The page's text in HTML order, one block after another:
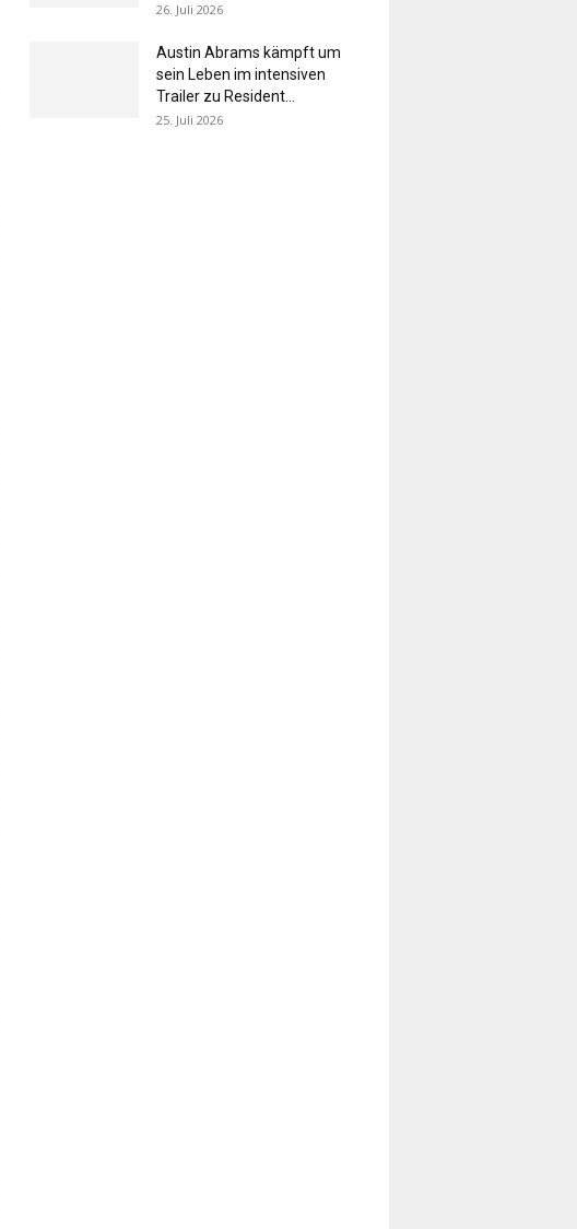
26. Juli 2026
Austin Abrams kämpft um
sein Leben im intensiven
Trailer zu Resident...
25. Juli 2026